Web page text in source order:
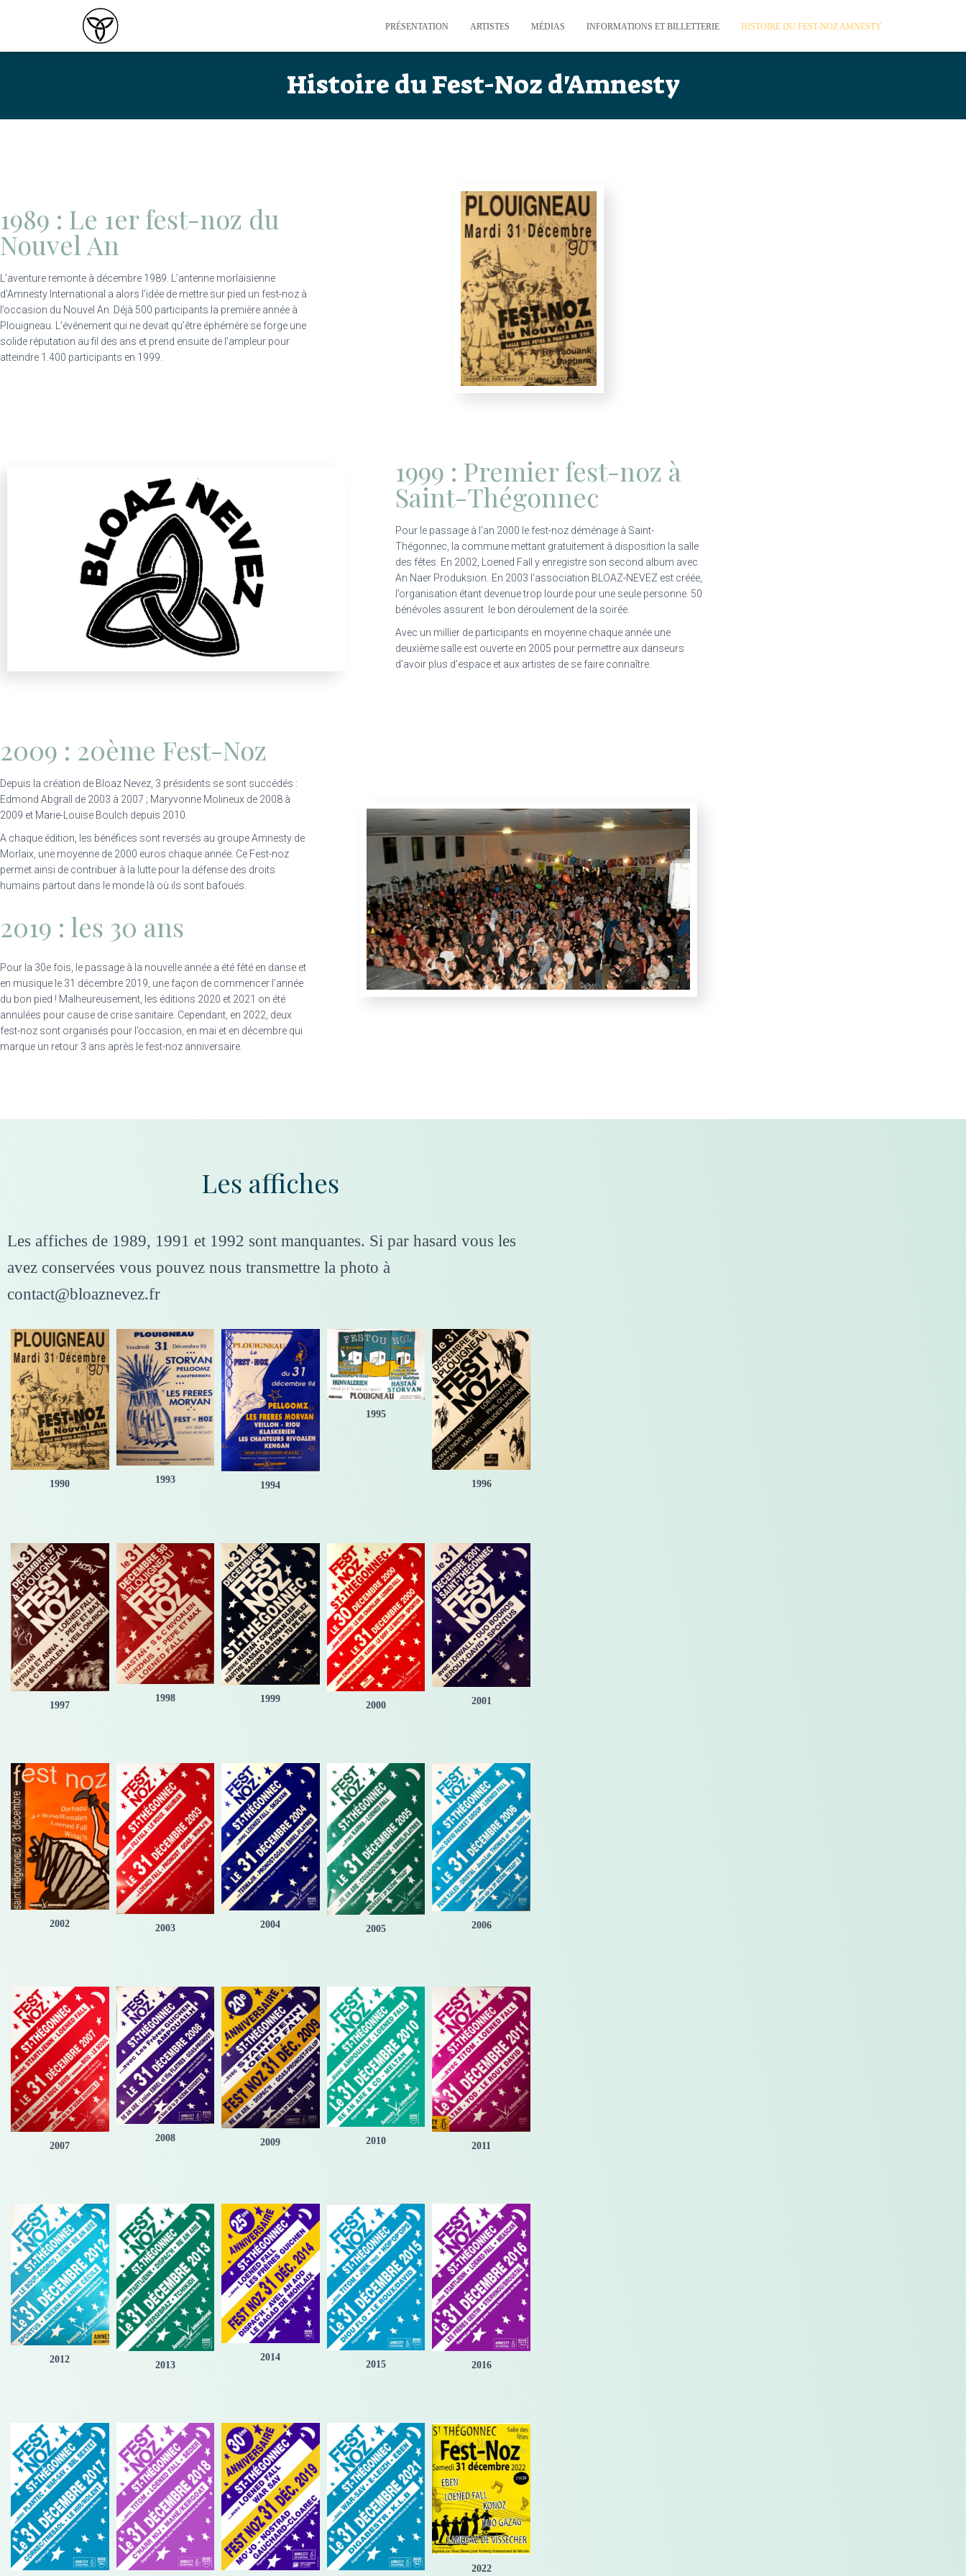
PRÉSENTATION ARTISTES MÉDIAS INFORMATIONS ET BILLETTERIE HISTOIRE DU FEST-NOZ AMNESTY
Histoire du Fest-Noz d'Amnesty
1989 : Le 1er fest-noz du
Nouvel An
L’aventure remonte à décembre 1989. L’antenne morlaisienne
d’Amnesty International a alors l’idée de mettre sur pied un fest-noz à
l’occasion du Nouvel An. Déjà 500 participants la première année à
Plouigneau. L’événement qui ne devait qu’être éphémère se forge une
solide réputation au fil des ans et prend ensuite de l’ampleur pour
atteindre 1.400 participants en 1999.
1999 : Premier fest-noz à
Saint-Thégonnec
Pour le passage à l’an 2000 le fest-noz déménage à Saint-
Thégonnec, la commune mettant gratuitement à disposition la salle
des fêtes. En 2002, Loened Fall y enregistre son second album avec
An Naer Produksion. En 2003 l’association BLOAZ-NEVEZ est créée,
l’organisation étant devenue trop lourde pour une seule personne. 50
bénévoles assurent le bon déroulement de la soirée.
Avec un millier de participants en moyenne chaque année une
deuxième salle est ouverte en 2005 pour permettre aux danseurs
d’avoir plus d’espace et aux artistes de se faire connaître.
2009 : 20ème Fest-Noz
Depuis la création de Bloaz Nevez, 3 présidents se sont succédés :
Edmond Abgrall de 2003 à 2007 ; Maryvonne Molineux de 2008 à
2009 et Marie-Louise Boulch depuis 2010.
A chaque édition, les bénéfices sont reversés au groupe Amnesty de
Morlaix, une moyenne de 2000 euros chaque année. Ce Fest-noz
permet ainsi de contribuer à la lutte pour la défense des droits
humains partout dans le monde là où ils sont bafoués.
2019 : les 30 ans
Pour la 30e fois, le passage à la nouvelle année a été fêté en danse et
en musique le 31 décembre 2019, une façon de commencer l’année
du bon pied ! Malheureusement, les éditions 2020 et 2021 on été
annulées pour cause de crise sanitaire. Cependant, en 2022, deux
fest-noz sont organisés pour l’occasion, en mai et en décembre qui
marque un retour 3 ans après le fest-noz anniversaire.
Les affiches
Les affiches de 1989, 1991 et 1992 sont manquantes. Si par hasard vous les
avez conservées vous pouvez nous transmettre la photo à
contact@bloaznevez.fr
1990 1993
1994
1995
1996
1997
1998 1999
2000 2001
2002 2003 2004 2005 2006
2007
2008 2009 2010
2011
2012
2013
2014
2015 2016
2022